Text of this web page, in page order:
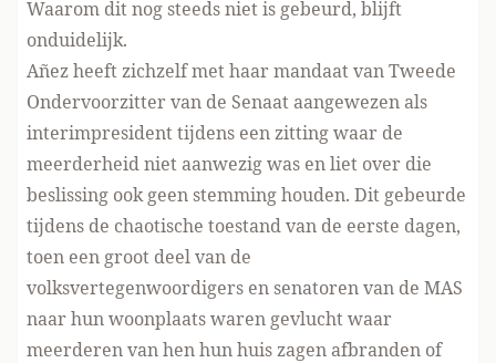
Waarom dit nog steeds niet is gebeurd, blijft
onduidelijk.
Añez heeft zichzelf met haar mandaat van Tweede
Ondervoorzitter van de Senaat aangewezen als
interimpresident tijdens een zitting waar de
meerderheid niet aanwezig was en liet over die
beslissing ook geen stemming houden. Dit gebeurde
tijdens de chaotische toestand van de eerste dagen,
toen een groot deel van de
volksvertegenwoordigers en senatoren van de MAS
naar hun woonplaats waren gevlucht waar
meerderen van hen hun huis zagen afbranden of